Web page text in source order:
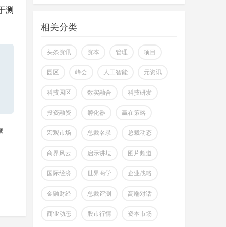
测
掌握市场风云动态
改变你所看到的世界
相关分类
头条资讯 资本 管理 项目
园区 峰会 人工智能 元资讯
科技园区 数实融合 科技研发
投资融资 孵化器 赢在策略
宏观市场 总裁名录 总裁动态
商界风云 启示讲坛 图片频道
国际经济 世界商学 企业战略
金融财经 总裁评测 高端对话
商业动态 股市行情 资本市场
wangjing
上纬新材启元T1
变形个人机器人 —— 启元 T，正式
超越Opus 4.7美国顶级大模型